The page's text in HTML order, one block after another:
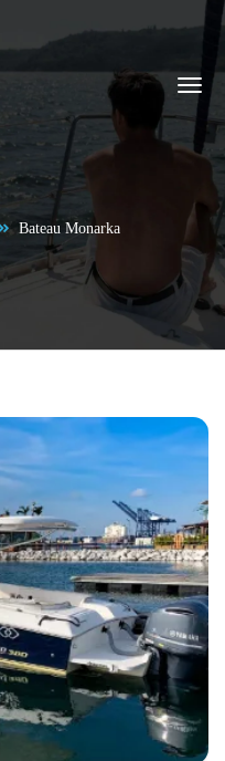
Bateau Monarka